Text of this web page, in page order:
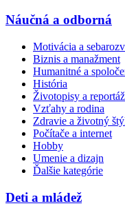
Náučná a odborná
Motivácia a
Biznis a manažment
Humanitné a
História
Životopisy a
Vzťahy a rodina
Zdravie a životný
Počítače a internet
Hobby
Umenie a dizajn
Ďalšie kategórie
Deti a mládež